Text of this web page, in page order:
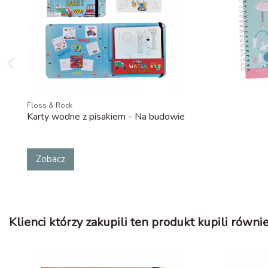
Floss & Rock
Karty wodne z pisakiem - Na budowie
Zobacz
Klienci którzy zakupili ten produkt kupili